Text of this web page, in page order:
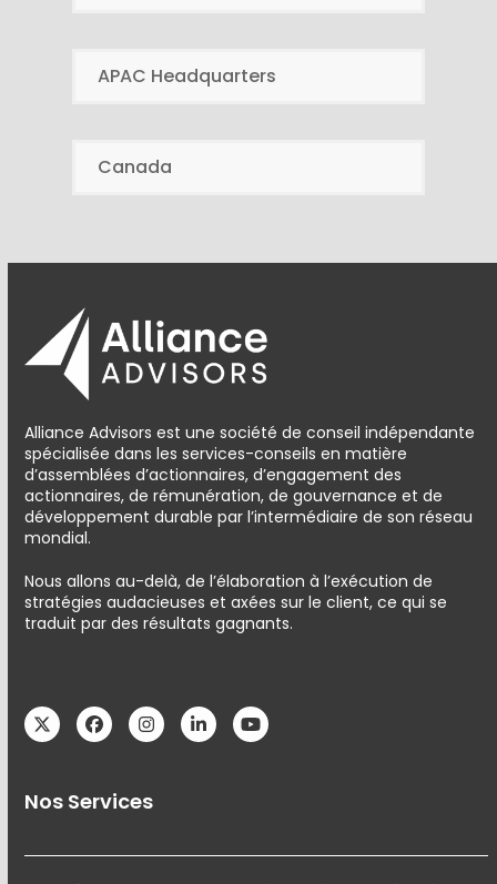
APAC Headquarters
Canada
Alliance Advisors est une société de conseil indépendante
spécialisée dans les services-conseils en matière
d’assemblées d’actionnaires, d’engagement des
actionnaires, de rémunération, de gouvernance et de
développement durable par l’intermédiaire de son réseau
mondial.
Nous allons au-delà, de l’élaboration à l’exécution de
stratégies audacieuses et axées sur le client, ce qui se
traduit par des résultats gagnants.
TwitterFacebookInstagram
LinkedInYouTube
Nos Services